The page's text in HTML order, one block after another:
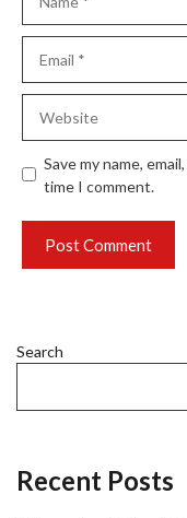
Save my name,
time I comment.
Search
Recent Posts